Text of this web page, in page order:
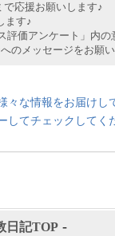
応援お願いします♪
ます♪
評価アンケート」内の
のメッセージをお願
々な情報をお届けし
してチェックしてく
日記TOP -